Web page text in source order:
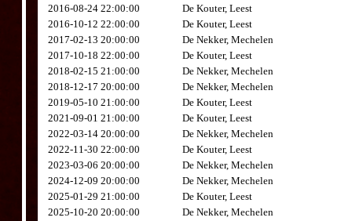
2016-08-24 22:00:00
De Kouter, Leest
2016-10-12 22:00:00
De Kouter, Leest
2017-02-13 20:00:00
De Nekker, Mechelen
2017-10-18 22:00:00
De Kouter, Leest
2018-02-15 21:00:00
De Nekker, Mechelen
2018-12-17 20:00:00
De Nekker, Mechelen
2019-05-10 21:00:00
De Kouter, Leest
2021-09-01 21:00:00
De Kouter, Leest
2022-03-14 20:00:00
De Nekker, Mechelen
2022-11-30 22:00:00
De Kouter, Leest
2023-03-06 20:00:00
De Nekker, Mechelen
2024-12-09 20:00:00
De Nekker, Mechelen
2025-01-29 21:00:00
De Kouter, Leest
2025-10-20 20:00:00
De Nekker, Mechelen